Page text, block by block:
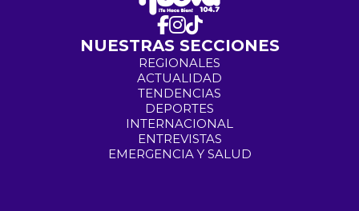
NUESTRAS SECCIONES
REGIONALES
ACTUALIDAD
TENDENCIAS
DEPORTES
INTERNACIONAL
ENTREVISTAS
EMERGENCIA Y SALUD